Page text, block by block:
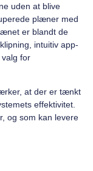
uden at blive
plæner med
er blandt de
intuitiv app-
for
at der er tænkt
effektivitet.
og som kan levere